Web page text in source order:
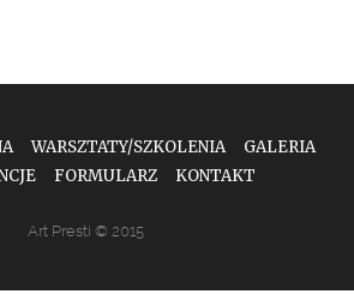
WARSZTATY/SZKOLENIA
GALERIA
FORMULARZ KONTAKT
Art Presti © 2015